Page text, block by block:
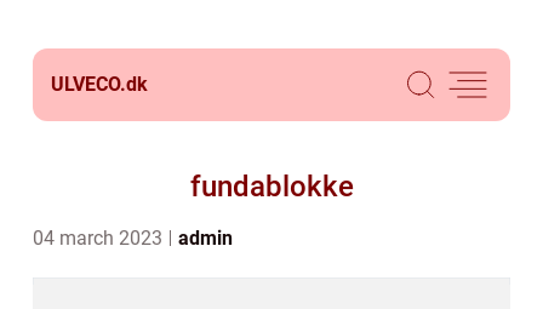
ULVECO.dk
fundablokke
04 march 2023 admin